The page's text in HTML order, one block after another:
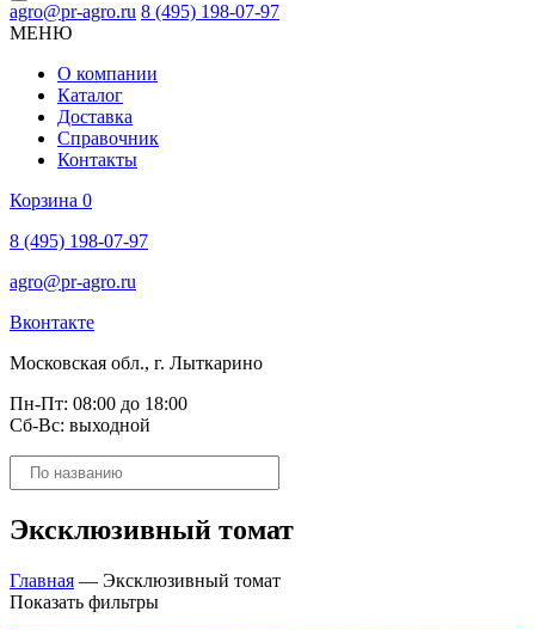
agro@pr-agro.ru 8 (495) 198-07-97
МЕНЮ
О компании
Каталог
Доставка
Справочник
Контакты
Корзина 0
8 (495) 198-07-97
agro@pr-agro.ru
Вконтакте
Московская обл., г. Лыткарино
Пн-Пт: 08:00 до 18:00
Сб-Вс: выходной
Поиск
товаров
Эксклюзивный томат
Главная — Эксклюзивный томат
Показать фильтры